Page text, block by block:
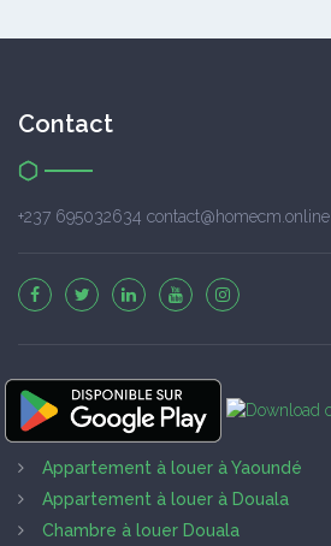
Contact
+237 695032634 contact@homecm.online
Appartement à louer à Yaoundé
Appartement à louer à Douala
Chambre à louer Douala